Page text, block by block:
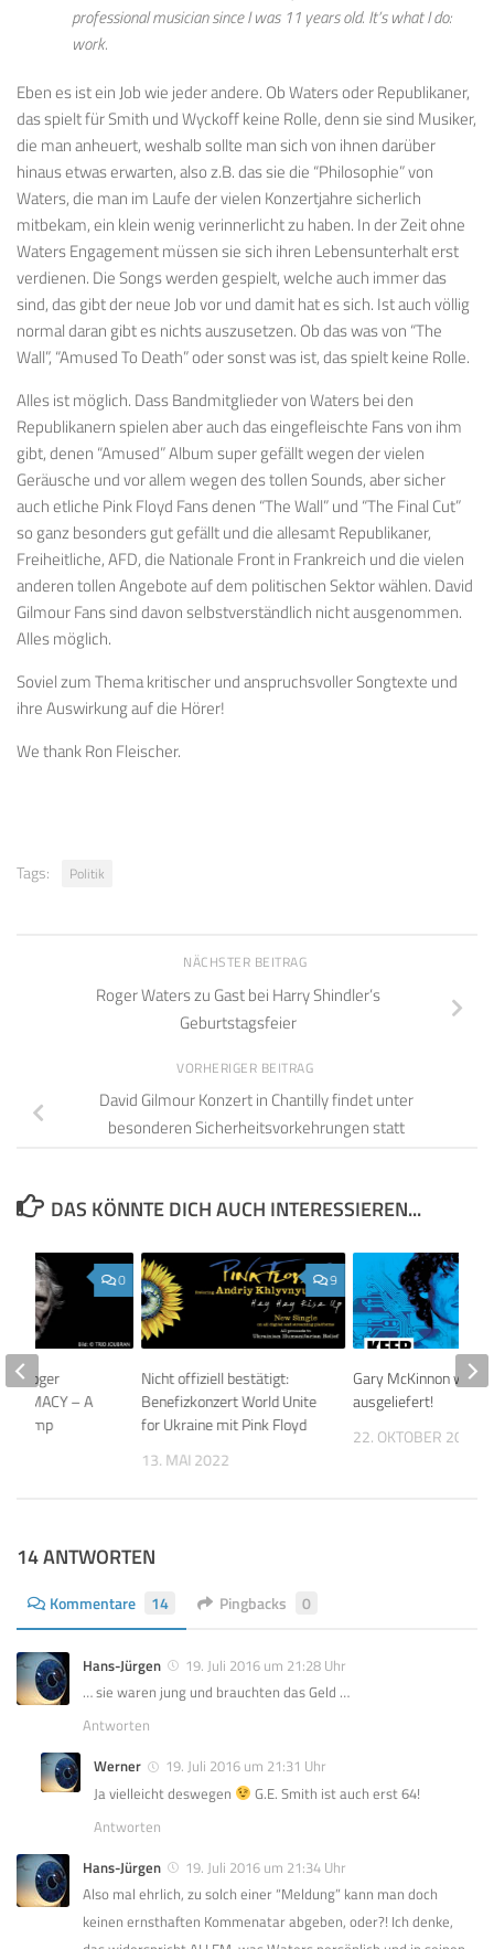
professional musician since I was 11 years old. It’s what I do:
work.
Eben es ist ein Job wie jeder andere. Ob Waters oder Republikaner,
das spielt für Smith und Wyckoff keine Rolle, denn sie sind Musiker,
die man anheuert, weshalb sollte man sich von ihnen darüber
hinaus etwas erwarten, also z.B. das sie die “Philosophie” von
Waters, die man im Laufe der vielen Konzertjahre sicherlich
mitbekam, ein klein wenig verinnerlicht zu haben. In der Zeit ohne
Waters Engagement müssen sie sich ihren Lebensunterhalt erst
verdienen. Die Songs werden gespielt, welche auch immer das
sind, das gibt der neue Job vor und damit hat es sich. Ist auch völlig
normal daran gibt es nichts auszusetzen. Ob das was von “The
Wall”, “Amused To Death” oder sonst was ist, das spielt keine Rolle.
Alles ist möglich. Dass Bandmitglieder von Waters bei den
Republikanern spielen aber auch das eingefleischte Fans von ihm
gibt, denen “Amused” Album super gefällt wegen der vielen
Geräusche und vor allem wegen des tollen Sounds, aber sicher
auch etliche Pink Floyd Fans denen “The Wall” und “The Final Cut”
so ganz besonders gut gefällt und die allesamt Republikaner,
Freiheitliche, AFD, die Nationale Front in Frankreich und die vielen
anderen tollen Angebote auf dem politischen Sektor wählen. David
Gilmour Fans sind davon selbstverständlich nicht ausgenommen.
Alles möglich.
Soviel zum Thema kritischer und anspruchsvoller Songtexte und
ihre Auswirkung auf die Hörer!
We thank Ron Fleischer.
Tags: Politik
NÄCHSTER BEITRAG
Roger Waters zu Gast bei Harry Shindler’s
Geburtstagsfeier
VORHERIGER BEITRAG
David Gilmour Konzert in Chantilly findet unter
besonderen Sicherheitsvorkehrungen statt
DAS KÖNNTE DICH AUCH INTERESSIEREN...
9
Nicht offiziell bestätigt:
Benefizkonzert World Unite
for Ukraine mit Pink Floyd
13. MAI 2022
Gary McKinnon wird
ausgeliefert!
22. OKTOBER 2012
0
& Roger
– A
Trump
14 ANTWORTEN
Kommentare 14 Pingbacks 0
Hans-Jürgen
19. Juli 2016 um 21:28 Uhr
… sie waren jung und brauchten das Geld …
Antworten
Werner
19. Juli 2016 um 21:31 Uhr
Ja vielleicht deswegen
G.E. Smith ist auch erst 64!
Antworten
Hans-Jürgen
19. Juli 2016 um 21:34 Uhr
Also mal ehrlich, zu solch einer “Meldung” kann man doch
keinen ernsthaften Kommenatar abgeben, oder?! Ich denke,